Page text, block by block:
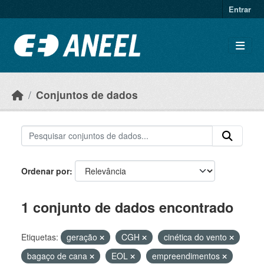
Entrar
Conjuntos de dados
Ordenar por
1 conjunto de dados encontrado
Etiquetas: geração CGH
cinética do vento
bagaço de cana
EOL empreendimentos